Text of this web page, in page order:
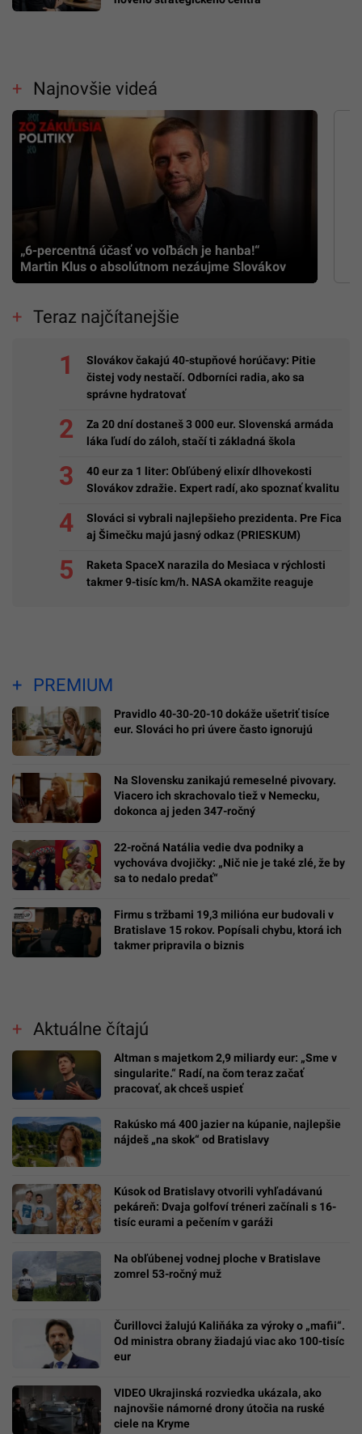
Najnovšie videá
„6-percentná účasť vo voľbách je hanba!“
Martin Klus o absolútnom nezáujme Slovákov
Teraz najčítanejšie
Slovákov čakajú 40-stupňové horúčavy: Pitie
čistej vody nestačí. Odborníci radia, ako sa
správne hydratovať
Za 20 dní dostaneš 3 000 eur. Slovenská armáda
láka ľudí do záloh, stačí ti základná škola
40 eur za 1 liter: Obľúbený elixír dlhovekosti
Slovákov zdražie. Expert radí, ako spoznať kvalitu
Slováci si vybrali najlepšieho prezidenta. Pre Fica
aj Šimečku majú jasný odkaz (PRIESKUM)
Raketa SpaceX narazila do Mesiaca v rýchlosti
takmer 9-tisíc km/h. NASA okamžite reaguje
PREMIUM
Pravidlo 40-30-20-10 dokáže ušetriť tisíce
eur. Slováci ho pri úvere často ignorujú
Na Slovensku zanikajú remeselné pivovary.
Viacero ich skrachovalo tiež v Nemecku,
dokonca aj jeden 347-ročný
22-ročná Natália vedie dva podniky a
vychováva dvojičky: „Nič nie je také zlé, že by
sa to nedalo predať“
Firmu s tržbami 19,3 milióna eur budovali v
Bratislave 15 rokov. Popísali chybu, ktorá ich
takmer pripravila o biznis
Aktuálne čítajú
Altman s majetkom 2,9 miliardy eur: „Sme v
singularite.“ Radí, na čom teraz začať
pracovať, ak chceš uspieť
Rakúsko má 400 jazier na kúpanie, najlepšie
nájdeš „na skok“ od Bratislavy
Kúsok od Bratislavy otvorili vyhľadávanú
pekáreň: Dvaja golfoví tréneri začínali s 16-
tisíc eurami a pečením v garáži
Na obľúbenej vodnej ploche v Bratislave
zomrel 53-ročný muž
Čurillovci žalujú Kaliňáka za výroky o „mafii“.
Od ministra obrany žiadajú viac ako 100-tisíc
eur
VIDEO Ukrajinská rozviedka ukázala, ako
najnovšie námorné drony útočia na ruské
ciele na Kryme